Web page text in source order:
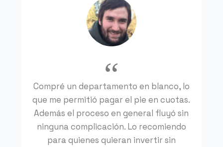
Compré un departamento en blanco, lo
que me permitió pagar el pie en cuotas.
Además el proceso en general fluyó sin
ninguna complicación. Lo recomiendo
para quienes quieran invertir sin